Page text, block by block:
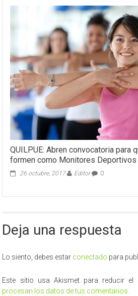
QUILPUE: Abren convocatoria para
formen como Monitores Deportivos
26 octubre, 2017 Editor 0
Deja una respuesta
Lo siento, debes estar conectado para
Este sitio usa Akismet para reducir
procesan los datos de tus comentarios.